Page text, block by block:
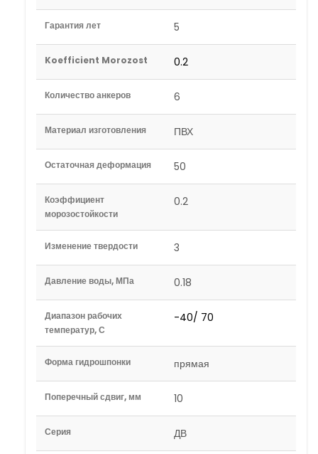
Гарантия лет 5
Koefficient Morozost 0.2
Количество анкеров 6
Материал изготовления ПВХ
Остаточная деформация 50
Коэффициент
морозостойкости
0.2
Изменение твердости 3
Давление воды, МПа 0.18
Диапазон рабочих
температур, С
-40/ 70
Форма гидрошпонки прямая
Поперечный сдвиг, мм 10
Серия ДВ